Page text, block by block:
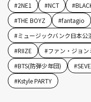
#2NE1 #NCT #
#THE BOYZ #fantagio
#ミュージックバンク日本公
#RIIZE #ファン・ジョン
#BTS(防弾少年団) #
#Kstyle PARTY